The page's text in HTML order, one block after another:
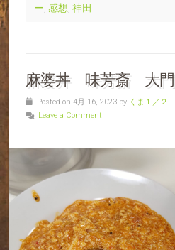
ー 感想 神田
麻婆丼 味芳斎 大門
Posted on 4月 16, 2023 by くま１／２
Leave a Comment